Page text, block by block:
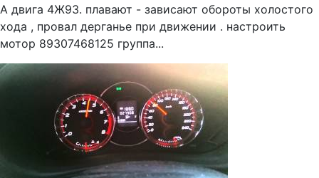
А двига 4Ж93. плавают - зависают обороты холостого
хода , провал дерганье при движении . настроить
мотор 89307468125 группа...